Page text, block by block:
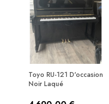
Toyo RU-121 D'occasion
Noir Laqué